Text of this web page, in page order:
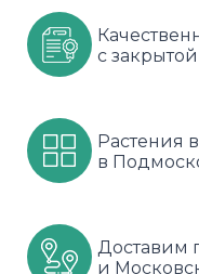
Хурма
Черемуховое
Черешни
Шарафуга
Шелковица
Яблони
Рябина
Рябина красная
Рябина
Смородина
Сортовые
Черника
Роза ругоза
Розовые розы
Розы фиолетовые
Сиреневые
Спрей
Флорибунда
с
Растения
в
Доставим
и